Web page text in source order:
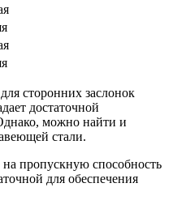
сторонних заслонок
достаточной
можно найти и
стали.
пропускную способность
для обеспечения